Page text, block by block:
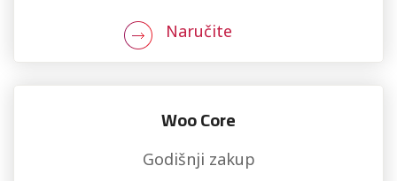
Naručite
Woo Core
Godišnji zakup